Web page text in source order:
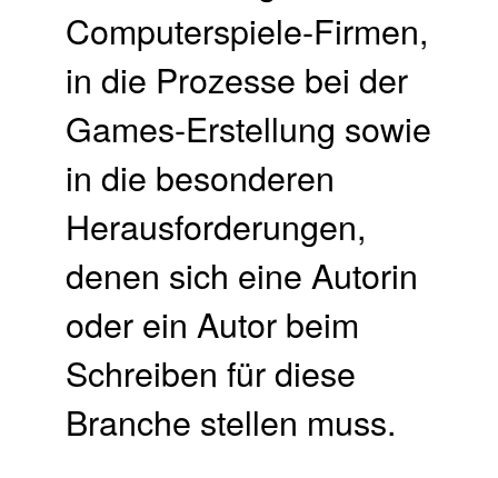
Computerspiele-Firmen,
in die Prozesse bei der
Games-Erstellung sowie
in die besonderen
Herausforderungen,
denen sich eine Autorin
oder ein Autor beim
Schreiben für diese
Branche stellen muss.